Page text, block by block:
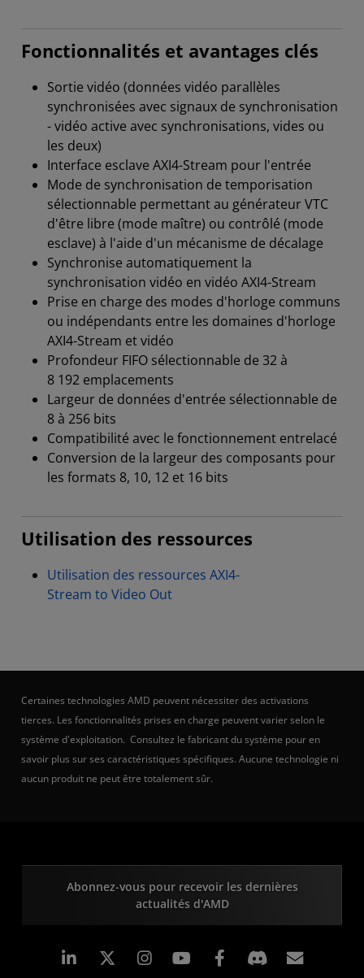
Fonctionnalités et avantages clés
Sortie vidéo (données vidéo parallèles
synchronisées avec signaux de synchronisation
- vidéo active avec synchronisations, vides ou
les deux)
Interface esclave AXI4-Stream pour l'entrée
Mode de synchronisation de temporisation
sélectionnable permettant au générateur VTC
d'être libre (mode maître) ou contrôlé (mode
esclave) à l'aide d'un mécanisme de décalage
Synchronise automatiquement la
synchronisation vidéo en vidéo AXI4-Stream
Prise en charge des modes d'horloge communs
ou indépendants entre les domaines d'horloge
AXI4-Stream et vidéo
Profondeur FIFO sélectionnable de 32 à
8 192 emplacements
Largeur de données d'entrée sélectionnable de
8 à 256 bits
Compatibilité avec le fonctionnement entrelacé
Conversion de la largeur des composants pour
les formats 8, 10, 12 et 16 bits
Utilisation des ressources
Utilisation des ressources AXI4-
Stream to Video Out
Certaines technologies AMD peuvent nécessiter des activations
tierces. Les fonctionnalités prises en charge peuvent varier selon le
système d'exploitation. Consultez le fabricant du système pour en
savoir plus sur ses caractéristiques spécifiques. Aucune technologie ni
aucun produit ne peut être totalement sûr.
Abonnez-vous pour recevoir les dernières
actualités d'AMD
LinkedIn Instagram Facebook